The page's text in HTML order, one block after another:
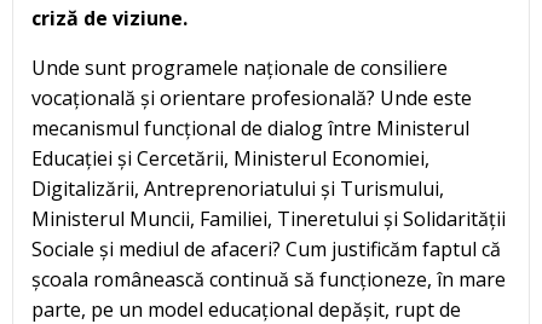
criză de viziune.
Unde sunt programele naționale de consiliere
vocațională și orientare profesională? Unde este
mecanismul funcțional de dialog între Ministerul
Educației și Cercetării, Ministerul Economiei,
Digitalizării, Antreprenoriatului și Turismului,
Ministerul Muncii, Familiei, Tineretului și Solidarității
Sociale și mediul de afaceri? Cum justificăm faptul că
școala românească continuă să funcționeze, în mare
parte, pe un model educațional depășit, rupt de